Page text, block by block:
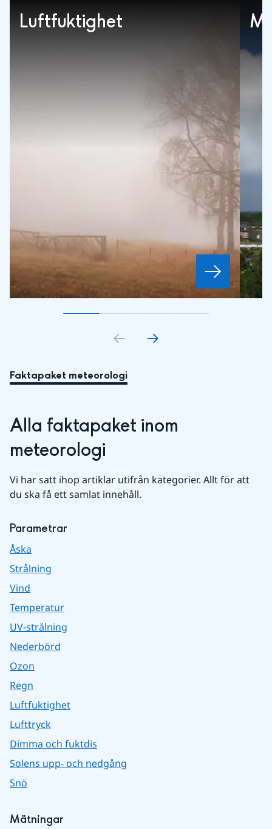
Luftfuktighet
Gå till bildkort1
Gå till bildkort2
Gå till bildkort3
Gå till bildkort
Faktapaket meteorologi
Alla faktapaket inom
meteorologi
Vi har satt ihop artiklar utifrån kategorier. Allt för att
du ska få ett samlat innehåll.
Parametrar
Åska
Strålning
Vind
Temperatur
UV-strålning
Nederbörd
Ozon
Regn
Luftfuktighet
Lufttryck
Dimma och fuktdis
Solens upp- och nedgång
Snö
Mätningar